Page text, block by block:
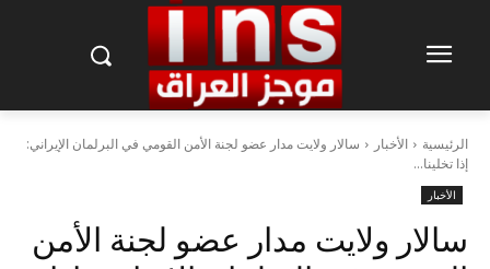
الرئيسية الأخبار
سالار ولايت مدار عضو لجنة الأمن القومي في البرلمان الإيراني:
إذا تخلينا...
الأخبار
سالار ولايت مدار عضو لجنة الأمن